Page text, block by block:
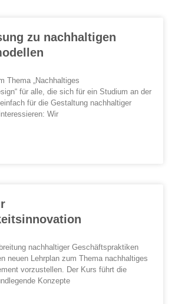
zu nachhaltigen
Thema „Nachhaltiges
für alle, die sich für ein Studium an der
für die Gestaltung nachhaltiger
Wir
nachhaltiger Geschäftspraktiken
neuen Lehrplan zum Thema nachhaltiges
vorzustellen. Der Kurs führt die
Konzepte